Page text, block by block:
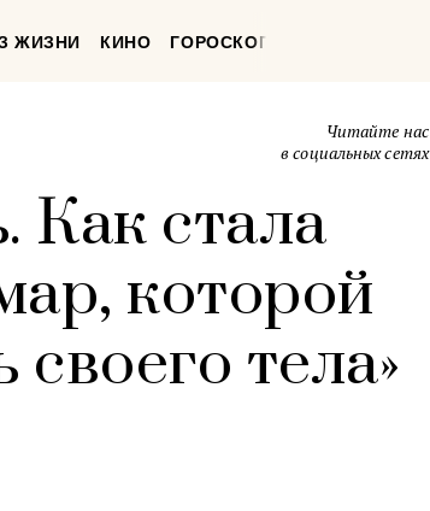
ЖИЗНИ КИНО ГОРОСКОП
Читайте нас
в социальных сетях
Как стала
которой
тела»